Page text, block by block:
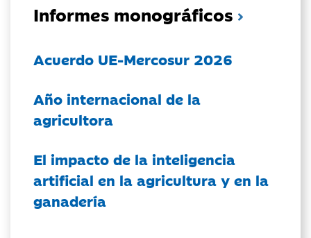
Informes monográficos
Acuerdo UE-Mercosur 2026
Año internacional de la
agricultora
El impacto de la inteligencia
artificial en la agricultura y en la
ganadería